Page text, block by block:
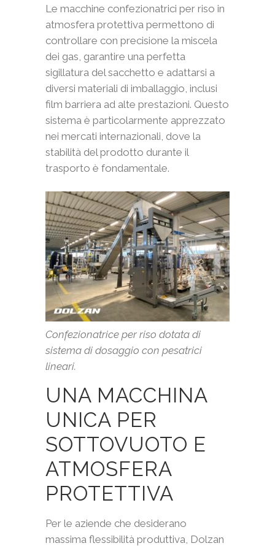
Le macchine confezionatrici per riso in
atmosfera protettiva permettono di
controllare con precisione la miscela
dei gas, garantire una perfetta
sigillatura del sacchetto e adattarsi a
diversi materiali di imballaggio, inclusi
film barriera ad alte prestazioni. Questo
sistema è particolarmente apprezzato
nei mercati internazionali, dove la
stabilità del prodotto durante il
trasporto è fondamentale.
Confezionatrice per riso dotata di
sistema di dosaggio con pesatrici
lineari.
UNA MACCHINA
UNICA PER
SOTTOVUOTO E
ATMOSFERA
PROTETTIVA
Per le aziende che desiderano
massima flessibilità produttiva, Dolzan